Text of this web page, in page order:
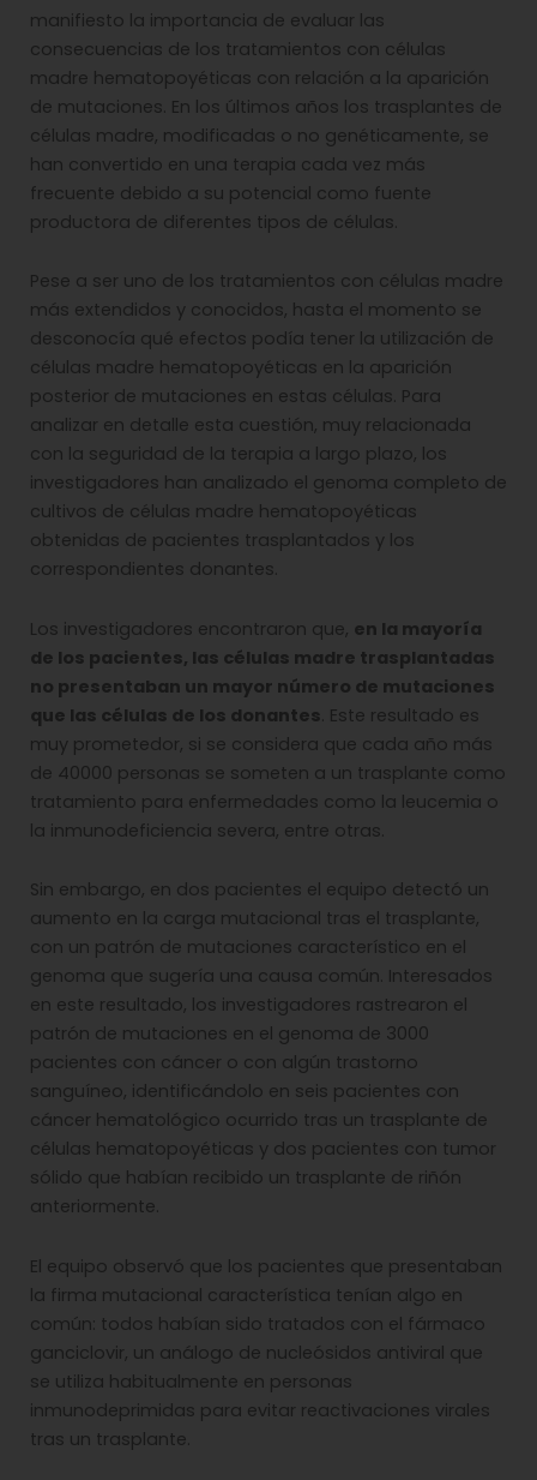
manifiesto la importancia de evaluar las
consecuencias de los tratamientos con células
madre hematopoyéticas con relación a la aparición
de mutaciones. En los últimos años los trasplantes de
células madre, modificadas o no genéticamente, se
han convertido en una terapia cada vez más
frecuente debido a su potencial como fuente
productora de diferentes tipos de células.
Pese a ser uno de los tratamientos con células madre
más extendidos y conocidos, hasta el momento se
desconocía qué efectos podía tener la utilización de
células madre hematopoyéticas en la aparición
posterior de mutaciones en estas células. Para
analizar en detalle esta cuestión, muy relacionada
con la seguridad de la terapia a largo plazo, los
investigadores han analizado el genoma completo de
cultivos de células madre hematopoyéticas
obtenidas de pacientes trasplantados y los
correspondientes donantes.
Los investigadores encontraron que, en la mayoría
de los pacientes, las células madre trasplantadas
no presentaban un mayor número de mutaciones
que las células de los donantes. Este resultado es
muy prometedor, si se considera que cada año más
de 40000 personas se someten a un trasplante como
tratamiento para enfermedades como la leucemia o
la inmunodeficiencia severa, entre otras.
Sin embargo, en dos pacientes el equipo detectó un
aumento en la carga mutacional tras el trasplante,
con un patrón de mutaciones característico en el
genoma que sugería una causa común. Interesados
en este resultado, los investigadores rastrearon el
patrón de mutaciones en el genoma de 3000
pacientes con cáncer o con algún trastorno
sanguíneo, identificándolo en seis pacientes con
cáncer hematológico ocurrido tras un trasplante de
células hematopoyéticas y dos pacientes con tumor
sólido que habían recibido un trasplante de riñón
anteriormente.
El equipo observó que los pacientes que presentaban
la firma mutacional característica tenían algo en
común: todos habían sido tratados con el fármaco
ganciclovir, un análogo de nucleósidos antiviral que
se utiliza habitualmente en personas
inmunodeprimidas para evitar reactivaciones virales
tras un trasplante.